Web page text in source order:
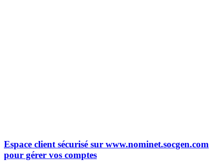
Espace client sécurisé sur www.nominet.socgen.com
pour gérer vos comptes